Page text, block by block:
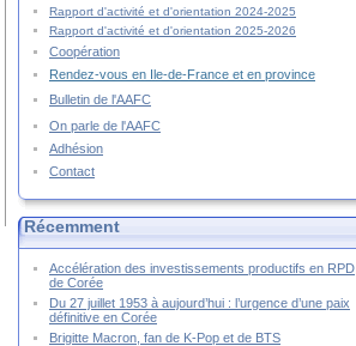
Rapport d'activité et d'orientation 2024-2025
Rapport d'activité et d'orientation 2025-2026
Coopération
Rendez-vous en Ile-de-France et en province
Bulletin de l'AAFC
On parle de l'AAFC
Adhésion
Contact
Récemment
Accélération des investissements productifs en RPD
de Corée
Du 27 juillet 1953 à aujourd’hui : l’urgence d’une paix
définitive en Corée
Brigitte Macron, fan de K-Pop et de BTS